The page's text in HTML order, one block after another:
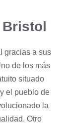
gracias a sus
de los más
situado
el pueblo de
la
Otro